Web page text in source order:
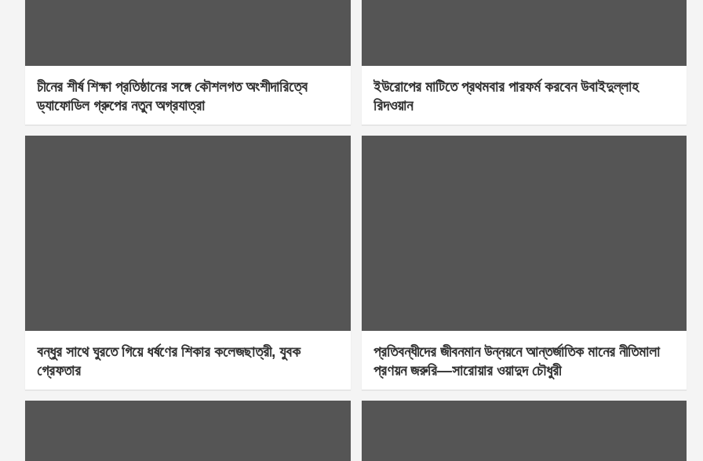
চীনের শীর্ষ শিক্ষা প্রতিষ্ঠানের সঙ্গে কৌশলগত অংশীদারিত্বে
ড্যাফোডিল গ্রুপের নতুন অগ্রযাত্রা
ইউরোপের মাটিতে প্রথমবার পারফর্ম করবেন উবাইদুল্লাহ
রিদওয়ান
বন্ধুর সাথে ঘুরতে গিয়ে ধর্ষণের শিকার কলেজছাত্রী, যুবক
গ্রেফতার
প্রতিবন্ধীদের জীবনমান উন্নয়নে আন্তর্জাতিক মানের নীতিমালা
প্রণয়ন জরুরি—সারোয়ার ওয়াদুদ চৌধুরী